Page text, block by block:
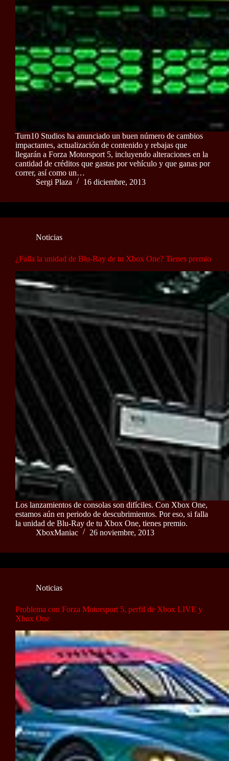
Turn10 Studios ha anunciado un buen número de cambios
impactantes, actualización de contenido y rebajas que
llegarán a Forza Motorsport 5, incluyendo alteraciones en la
cantidad de créditos que gastas por vehículo y que ganas por
correr, así como un…
Sergi Plaza
16 diciembre, 2013
Noticias
¿Falla la unidad de Blu-Ray de tu Xbox One? Tienes premio
Los lanzamientos de consolas son difíciles. Con Xbox One,
estamos aún en periodo de descubrimientos. Por eso, si falla
la unidad de Blu-Ray de tu Xbox One, tienes premio.
XboxManiac
26 noviembre, 2013
Noticias
Problema con Forza Motorsport 5, perfil de Xbox LIVE y
Xbox One